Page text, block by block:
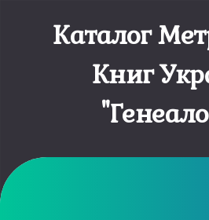
Каталог
Книг